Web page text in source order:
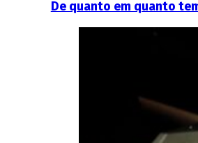
De quanto em quanto